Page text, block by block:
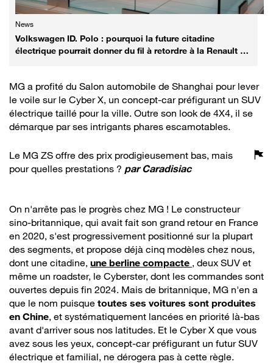
News
Volkswagen ID. Polo : pourquoi la future citadine
électrique pourrait donner du fil à retordre à la Renault 5
MG a profité du Salon automobile de Shanghai pour lever
le voile sur le Cyber X, un concept-car préfigurant un SUV
électrique taillé pour la ville. Outre son look de 4X4, il se
démarque par ses intrigants phares escamotables.
Le MG ZS offre des prix prodigieusement bas, mais
pour quelles prestations ? parCaradisiac
On n'arrête pas le progrès chez MG ! Le constructeur
sino-britannique, qui avait fait son grand retour en France
en 2020, s'est progressivement positionné sur la plupart
des segments, et propose déjà cinq modèles chez nous,
dont une citadine, une berline compacte , deux SUV et
même un roadster, le Cyberster, dont les commandes sont
ouvertes depuis fin 2024. Mais de britannique, MG n'en a
que le nom puisque toutes ses voitures sont produites
en Chine, et systématiquement lancées en priorité là-bas
avant d'arriver sous nos latitudes. Et le Cyber X que vous
avez sous les yeux, concept-car préfigurant un futur SUV
électrique et familial, ne dérogera pas à cette règle.